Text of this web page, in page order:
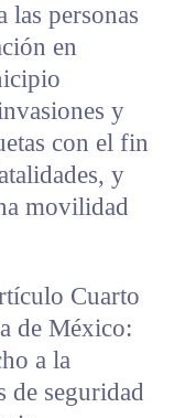
las personas
en
y
con el fin
y
movilidad
Cuarto
de México:
a la
de seguridad